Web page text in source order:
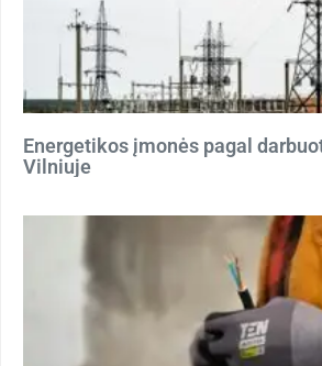
Energetikos įmonės pagal
Vilniuje